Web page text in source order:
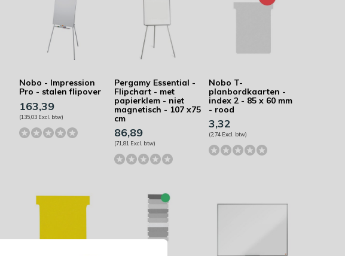
Nobo - Impression
Pro - stalen flipover
163,39
(135,03 Excl. btw)
Pergamy Essential -
Flipchart - met
papierklem - niet
magnetisch - 107 x75
cm
86,89
(71,81 Excl. btw)
Nobo T-
planbordkaarten -
index 2 - 85 x 60 mm
- rood
3,32
(2,74 Excl. btw)